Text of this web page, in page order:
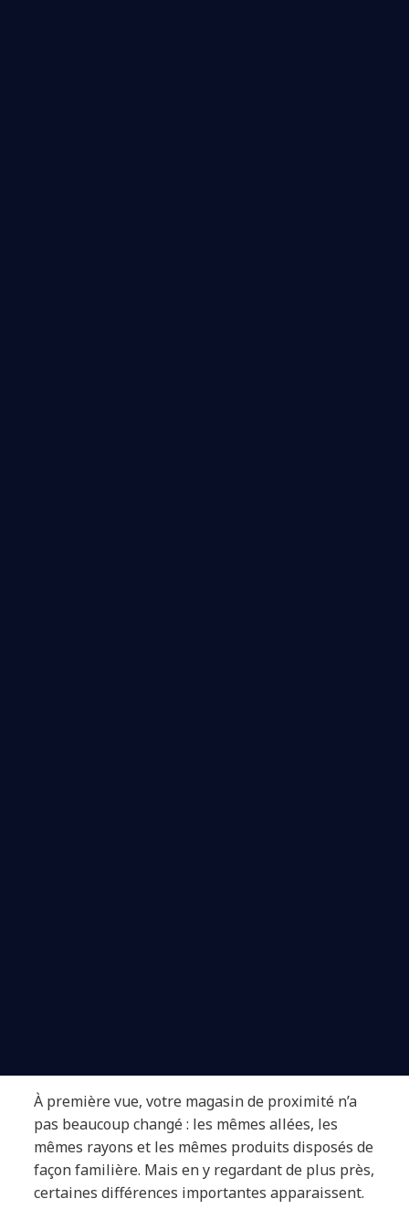
À première vue, votre magasin de proximité n’a
pas beaucoup changé : les mêmes allées, les
mêmes rayons et les mêmes produits disposés de
façon familière. Mais en y regardant de plus près,
certaines différences importantes apparaissent.